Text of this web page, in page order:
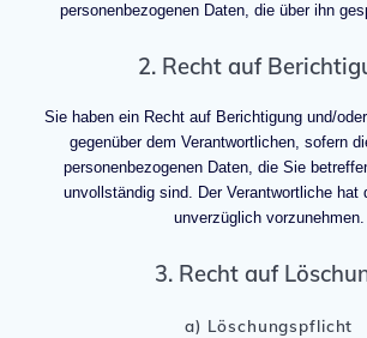
personenbezogenen Daten, die über ihn
2. Recht auf
Sie haben ein Recht auf Berichtigung und/
gegenüber dem Verantwortlichen, sofern
personenbezogenen Daten, die Sie
unvollständig sind. Der Verantwortliche hat
unverzüglich vorzunehmen.
3. Recht auf
a) Löschungspflicht